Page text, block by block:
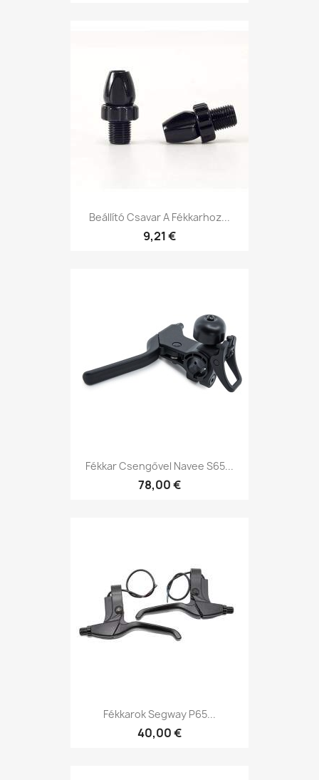
Beállító Csavar A Fékkarhoz...
9,21 €
Fékkar Csengővel Navee S65...
78,00 €
Fékkarok Segway P65...
40,00 €